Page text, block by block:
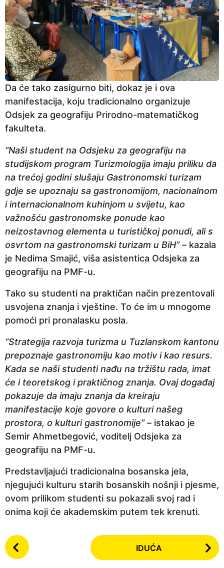
Da će tako zasigurno biti, dokaz je i ova
manifestacija, koju tradicionalno organizuje
Odsjek za geografiju Prirodno-matematičkog
fakulteta.
“Naši student na Odsjeku za geografiju na
studijskom program Turizmologija imaju priliku da
na trećoj godini slušaju Gastronomski turizam
gdje se upoznaju sa gastronomijom, nacionalnom
i internacionalnom kuhinjom u svijetu, kao
važnošću gastronomske ponude kao
neizostavnog elementa u turističkoj ponudi, ali s
osvrtom na gastronomski turizam u BiH”– kazala
je Nedima Smajić, viša asistentica Odsjeka za
geografiju na PMF-u.
Tako su studenti na praktičan način prezentovali
usvojena znanja i vještine. To će im u mnogome
pomoći pri pronalasku posla.
“Strategija razvoja turizma u Tuzlanskom kantonu
prepoznaje gastronomiju kao motiv i kao resurs.
Kada se naši studenti nađu na tržištu rada, imat
će i teoretskog i praktičnog znanja. Ovaj događaj
pokazuje da imaju znanja da kreiraju
manifestacije koje govore o kulturi našeg
prostora, o kulturi gastronomije”– istakao je
Semir Ahmetbegović, voditelj Odsjeka za
geografiju na PMF-u.
Predstavljajući tradicionalna bosanska jela,
njegujući kulturu starih bosanskih nošnji i pjesme,
ovom prilikom studenti su pokazali svoj rad i
onima koji će akademskim putem tek krenuti.
P
o
IDUĆA